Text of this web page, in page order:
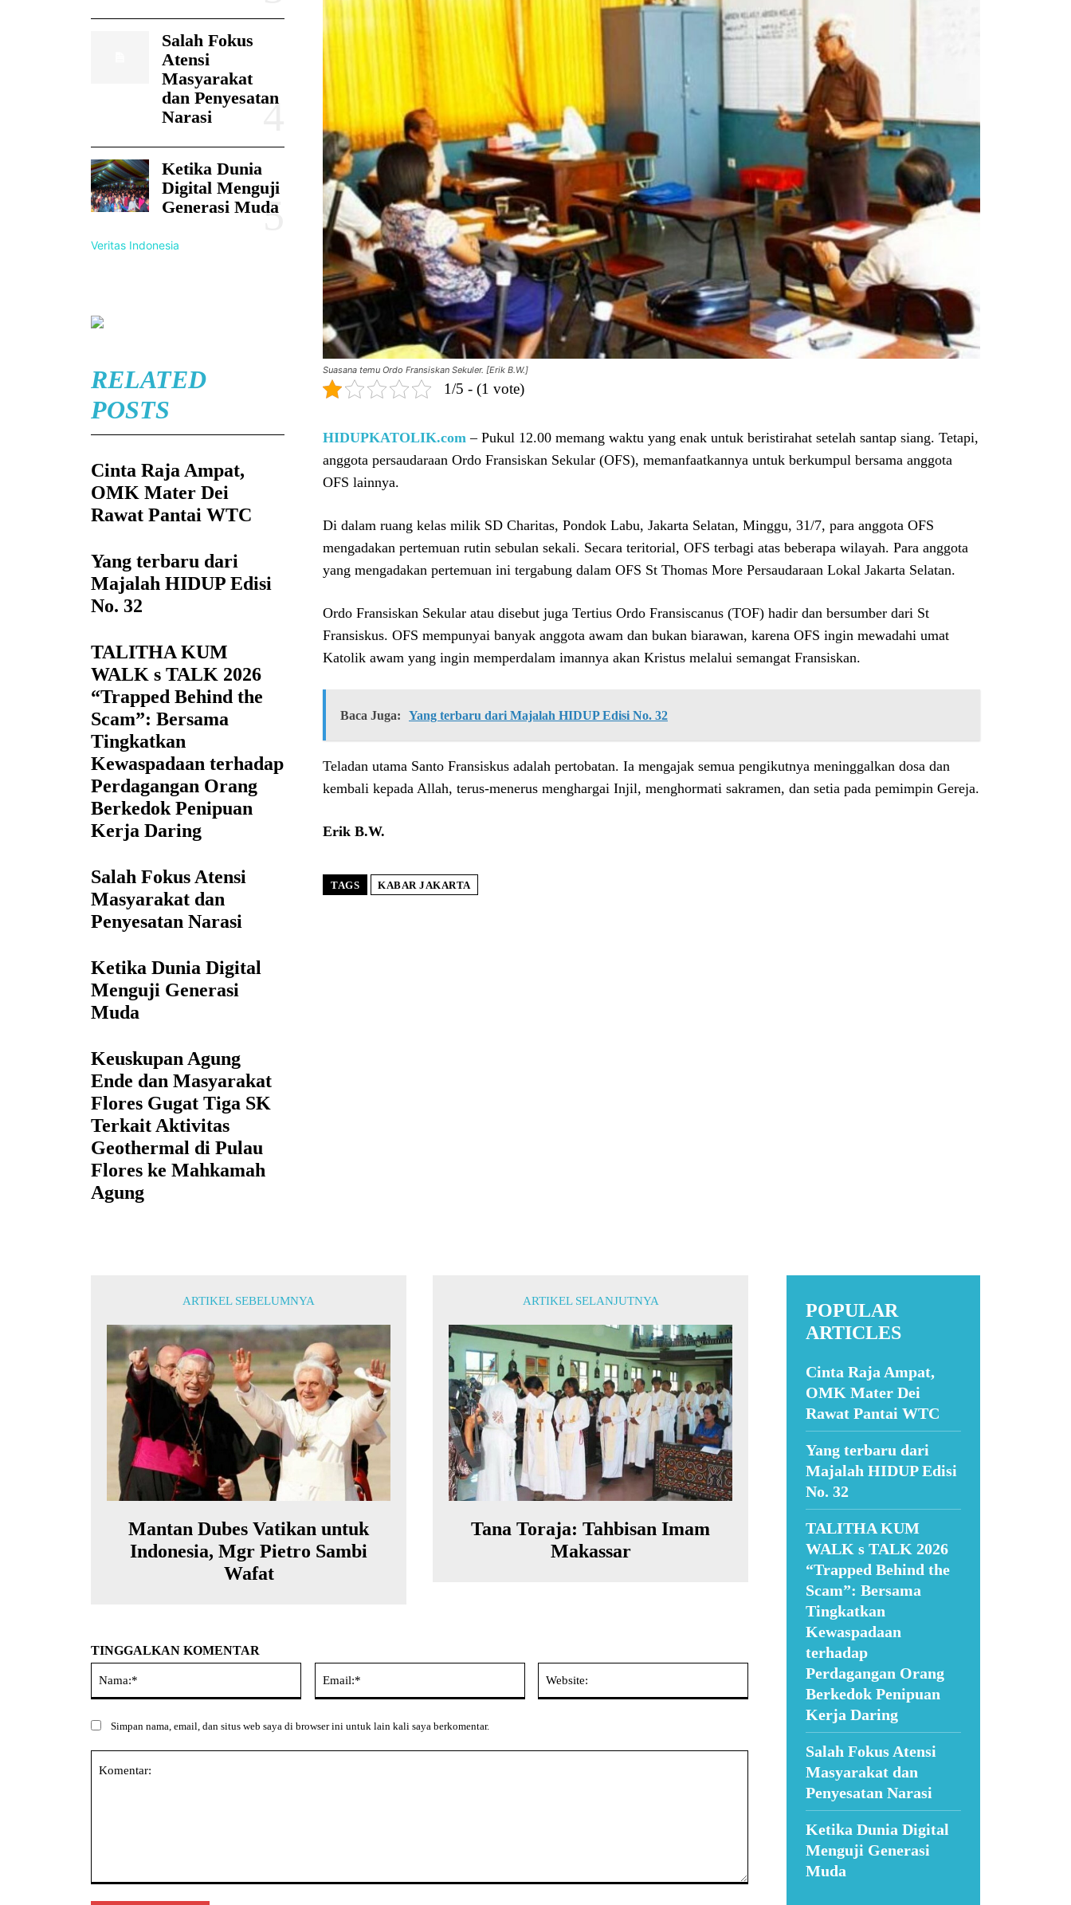
Salah Fokus
Atensi
Masyarakat
dan Penyesatan
Narasi
Ketika Dunia
Digital Menguji
Generasi Muda
Veritas Indonesia
RELATED
POSTS
Cinta Raja Ampat,
OMK Mater Dei
Rawat Pantai WTC
Yang terbaru dari
Majalah HIDUP Edisi
No. 32
TALITHA KUM
WALK s TALK 2026
“Trapped Behind the
Scam”: Bersama
Tingkatkan
Kewaspadaan terhadap
Perdagangan Orang
Berkedok Penipuan
Kerja Daring
Salah Fokus Atensi
Masyarakat dan
Penyesatan Narasi
Ketika Dunia Digital
Menguji Generasi
Muda
Keuskupan Agung
Ende dan Masyarakat
Flores Gugat Tiga SK
Terkait Aktivitas
Geothermal di Pulau
Flores ke Mahkamah
Agung
Suasana temu Ordo Fransiskan Sekuler. [Erik B.W.]
1/5 - (1 vote)
HIDUPKATOLIK.com – Pukul 12.00 memang waktu yang enak untuk beristirahat setelah santap siang. Tetapi,
anggota persaudaraan Ordo Fransiskan Sekular (OFS), memanfaatkannya untuk berkumpul bersama anggota
OFS lainnya.
Di dalam ruang kelas milik SD Charitas, Pondok Labu, Jakarta Selatan, Minggu, 31/7, para anggota OFS
mengadakan pertemuan rutin sebulan sekali. Secara teritorial, OFS terbagi atas beberapa wilayah. Para anggota
yang mengadakan pertemuan ini tergabung dalam OFS St Thomas More Persaudaraan Lokal Jakarta Selatan.
Ordo Fransiskan Sekular atau disebut juga Tertius Ordo Fransiscanus (TOF) hadir dan bersumber dari St
Fransiskus. OFS mempunyai banyak anggota awam dan bukan biarawan, karena OFS ingin mewadahi umat
Katolik awam yang ingin memperdalam imannya akan Kristus melalui semangat Fransiskan.
Baca Juga: Yang terbaru dari Majalah HIDUP Edisi No. 32
Teladan utama Santo Fransiskus adalah pertobatan. Ia mengajak semua pengikutnya meninggalkan dosa dan
kembali kepada Allah, terus-menerus menghargai Injil, menghormati sakramen, dan setia pada pemimpin Gereja.
Erik B.W.
TAGS KABAR JAKARTA
ARTIKEL SEBELUMNYA
Mantan Dubes Vatikan untuk
Indonesia, Mgr Pietro Sambi
Wafat
ARTIKEL SELANJUTNYA
Tana Toraja: Tahbisan Imam
Makassar
TINGGALKAN KOMENTAR
Simpan nama, email, dan situs web saya di browser ini untuk lain kali saya berkomentar.
POPULAR
ARTICLES
Cinta Raja Ampat,
OMK Mater Dei
Rawat Pantai WTC
Yang terbaru dari
Majalah HIDUP Edisi
No. 32
TALITHA KUM
WALK s TALK 2026
“Trapped Behind the
Scam”: Bersama
Tingkatkan
Kewaspadaan
terhadap
Perdagangan Orang
Berkedok Penipuan
Kerja Daring
Salah Fokus Atensi
Masyarakat dan
Penyesatan Narasi
Ketika Dunia Digital
Menguji Generasi
Muda